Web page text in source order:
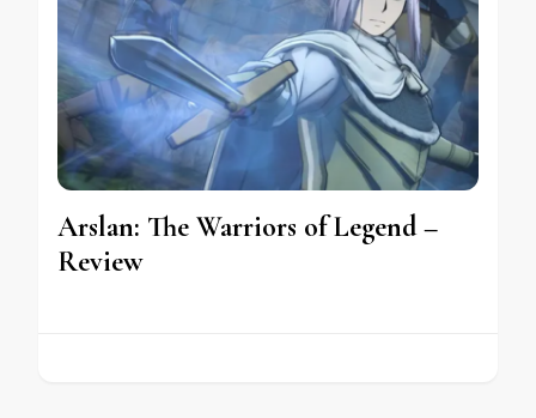
Arslan: The Warriors of Legend –
Review